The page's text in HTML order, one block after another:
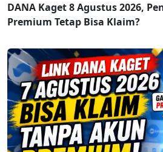
DANA Kaget 8 Agustus 2026,
Premium Tetap Bisa Klaim?